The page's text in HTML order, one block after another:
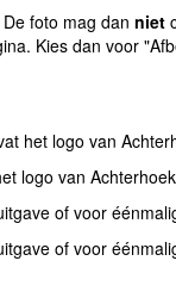
foto mag dan niet
Kies dan voor
het logo van
logo van
of voor
of voor